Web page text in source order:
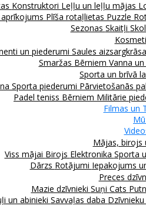
Konstruktori Leļļu un leļļu mājas
Plīša rotaļlietas Puzzle
Sezonas Skaitļi
un piederumi Saules aizsargkrāsa
Smaržas Bērniem Vanna
Sporta un brīvā
Sporta piederumi Pārvietošanās
Padel teniss Bērniem Militārie
Filmas un
Mājas, birojs
Viss mājai Birojs Elektronika Sporta
Dārzs Rotājumi Iepakojums
Preces
Mazie dzīvnieki Suņi Cats
un abinieki Savvaļas daba